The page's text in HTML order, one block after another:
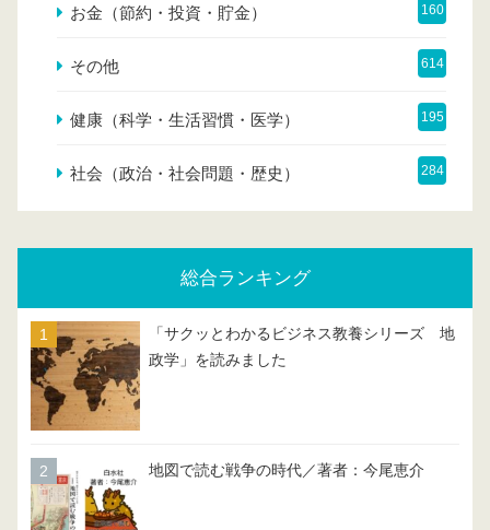
お金（節約・投資・貯金） 160
その他 614
健康（科学・生活習慣・医学） 195
社会（政治・社会問題・歴史） 284
総合ランキング
「サクッとわかるビジネス教養シリーズ 地
政学」を読みました
地図で読む戦争の時代／著者：今尾恵介